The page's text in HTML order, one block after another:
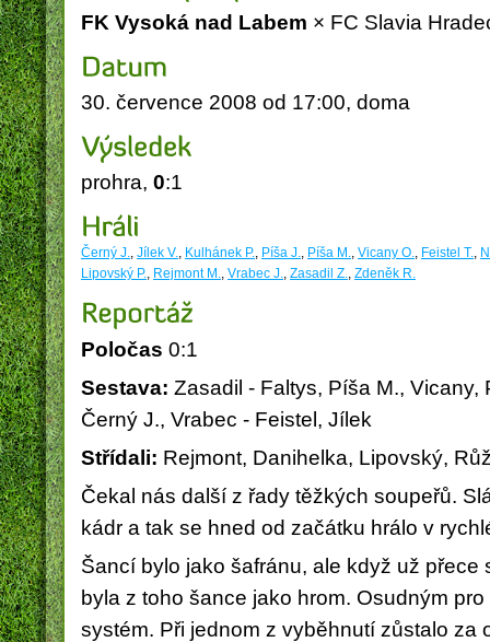
FK Vysoká nad Labem × FC Slavia
30. července 2008 od 17:00, doma
prohra, 0:1
Černý J., Jílek V., Kulhánek P., Píša J., Píša M., Vicany O., Feistel T.,
Lipovský P., Rejmont M., Vrabec J., Zasadil Z., Zdeněk R.
Poločas 0:1
Sestava: Zasadil - Faltys, Píša M., Vicany,
Černý J., Vrabec - Feistel, Jílek
Střídali: Rejmont, Danihelka, Lipovský,
Čekal nás další z řady těžkých soupeřů.
kádr a tak se hned od začátku hrálo v
Šancí bylo jako šafránu, ale když už přece
byla z toho šance jako hrom. Osudným
systém. Při jednom z vyběhnutí zůstalo za